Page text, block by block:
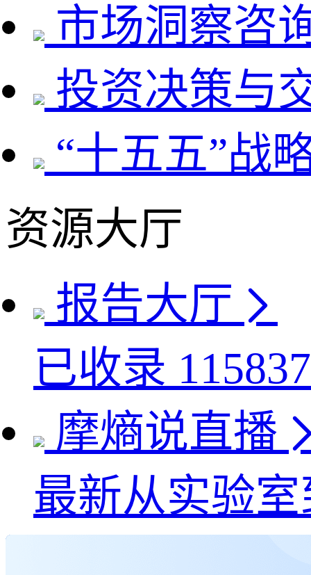
市场洞察咨
投资决策与
“十五五”战
资源大厅
报告大厅
已收录 115837
摩熵说直播
最新从实验